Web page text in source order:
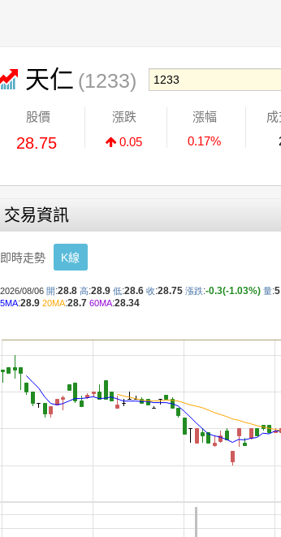
天仁 (1233)
股價
28.75
漲跌
0.05
漲幅
0.17%
交易資訊
即時走勢 K線